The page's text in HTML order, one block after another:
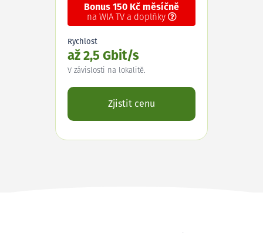
Bonus 150 Kč měsíčně
na WIA TV a doplňky
Rychlost
až 2,5 Gbit/s
V závislosti na lokalitě.
Zjistit cenu